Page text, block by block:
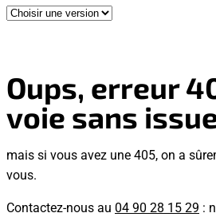
Oups, erreur
voie sans
mais si vous avez une 405, on a
vous.
Contactez-nous au 04 90 28 15 29 :